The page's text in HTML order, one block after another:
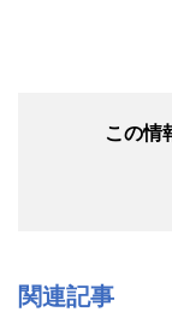
関連記事